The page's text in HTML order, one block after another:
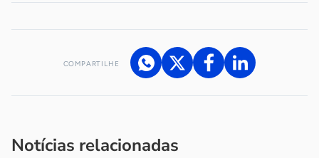
COMPARTILHE
Notícias relacionadas